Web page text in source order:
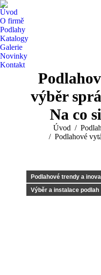
Úvod
O firmě
Podlahy
Katalogy
Galerie
Novinky
Kontakt
výběr
Na co
You are here:Úvod
Podlahové
Podlahové trendy a
Výběr a instalace podlah